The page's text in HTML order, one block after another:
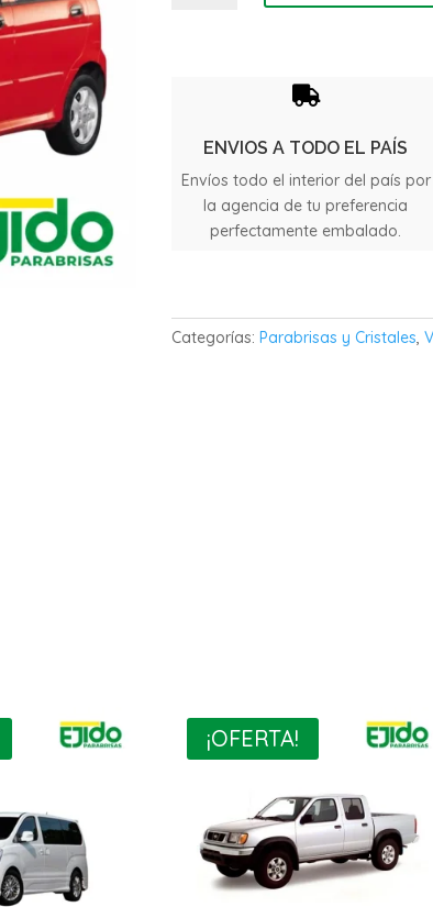
cantidad

ENVIOS A TODO EL PAÍS
Envíos todo el interior del país por
la agencia de tu preferencia
perfectamente embalado.
Categorías:Parabrisas y Cristales,
¡OFERTA!